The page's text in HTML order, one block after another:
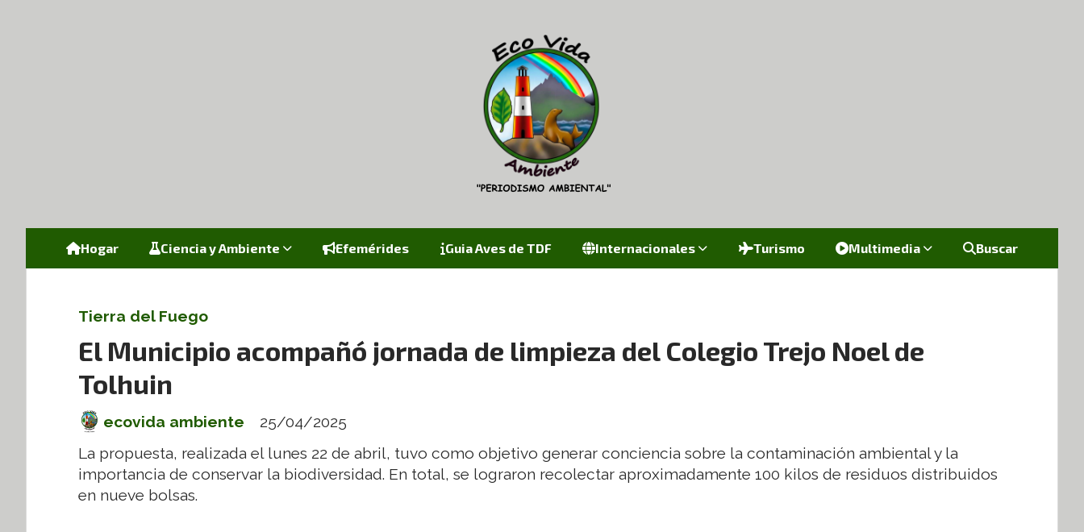
Hogar Ciencia y Ambiente Efemérides Guia Aves de TDF Internacionales Turismo Multimedia Buscar
El Municipio acompañó jornada de limpieza del Colegio Trejo Noel de
Tolhuin
La propuesta, realizada el lunes 22 de abril, tuvo como objetivo generar conciencia sobre la contaminación ambiental y la
importancia de conservar la biodiversidad. En total, se lograron recolectar aproximadamente 100 kilos de residuos distribuidos
en nueve bolsas.
Tierra del Fuego
25/04/2025
ecovida ambiente